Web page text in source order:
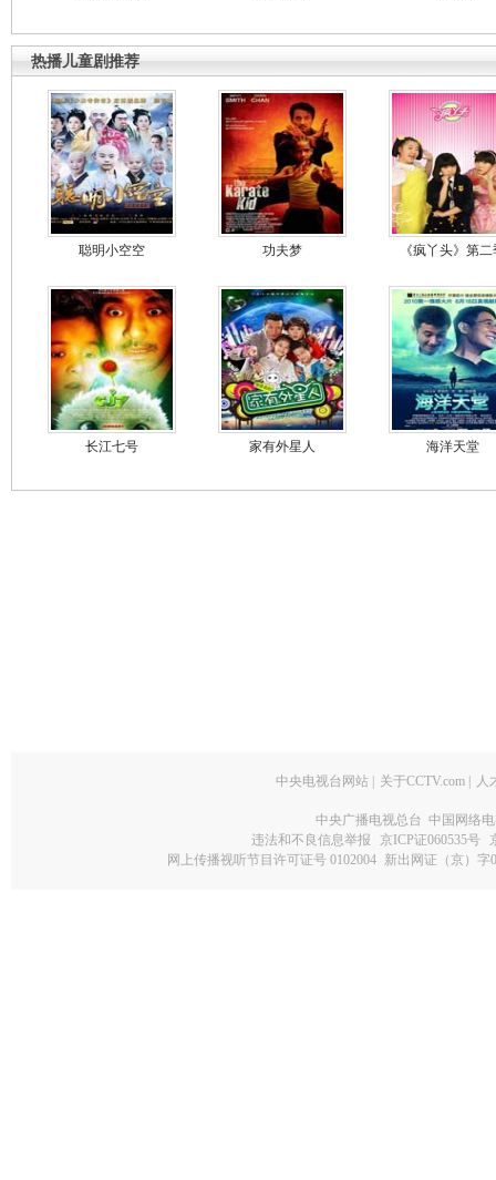
热播儿童剧推荐
聪明小空空 功夫梦 《疯丫头》第二
长江七号 家有外星人 海洋天堂
中央电视台网站 关于CCTV.com 人
中央广播电视总台 中国网络
违法和不良信息举报
京ICP证060535号
网上传播视听节目许可证号 0102004 新出网证（京）